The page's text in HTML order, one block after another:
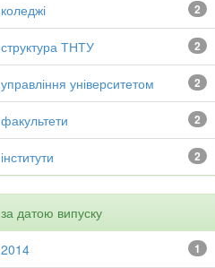
2
коледжі
2
структура ТНТУ
2
управління університетом
2
факультети
2
інститути
за датою випуску
1
2014